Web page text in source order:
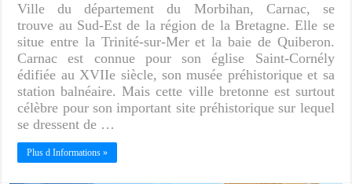
Ville du département du Morbihan, Carnac, se
trouve au Sud-Est de la région de la Bretagne. Elle se
situe entre la Trinité-sur-Mer et la baie de Quiberon.
Carnac est connue pour son église Saint-Cornély
édifiée au XVIIe siècle, son musée préhistorique et sa
station balnéaire. Mais cette ville bretonne est surtout
célèbre pour son important site préhistorique sur lequel
se dressent de …
Plus d Informations »